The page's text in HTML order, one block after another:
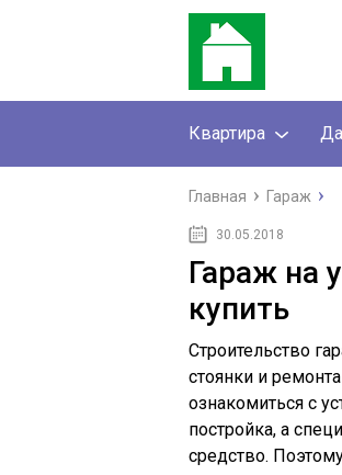
Квартира
Главная Гараж
30.05.2018
Гараж на
купить
Строительство
стоянки и
ознакомиться с
постройка, а
средство.